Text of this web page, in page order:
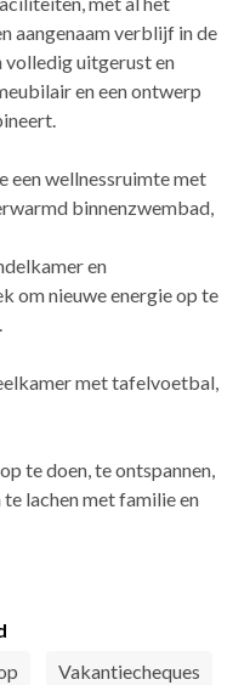
aangenaam verblijf in de
volledig uitgerust en
en een ontwerp
een wellnessruimte met
binnenzwembad,
en
om nieuwe energie op te
met tafelvoetbal,
te doen, te ontspannen,
lachen met familie en
Vakantiecheques